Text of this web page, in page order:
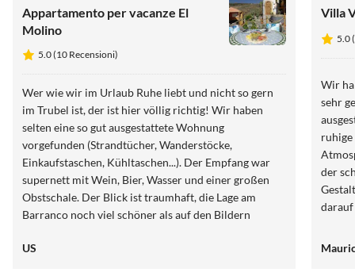
Appartamento per vacanze El
Molino
5.0 (10 Recensioni)
Wer wie wir im Urlaub Ruhe liebt und nicht so gern
im Trubel ist, der ist hier völlig richtig! Wir haben
selten eine so gut ausgestattete Wohnung
vorgefunden (Strandtücher, Wanderstöcke,
Einkaufstaschen, Kühltaschen...). Der Empfang war
supernett mit Wein, Bier, Wasser und einer großen
Obstschale. Der Blick ist traumhaft, die Lage am
Barranco noch viel schöner als auf den Bildern
Wetters nicht nutzen, er ist im Sommer aber sicher
US
Villa
5.0
Wir
sehr
ruhige
Atmosphäre. Besonders
der
darauf